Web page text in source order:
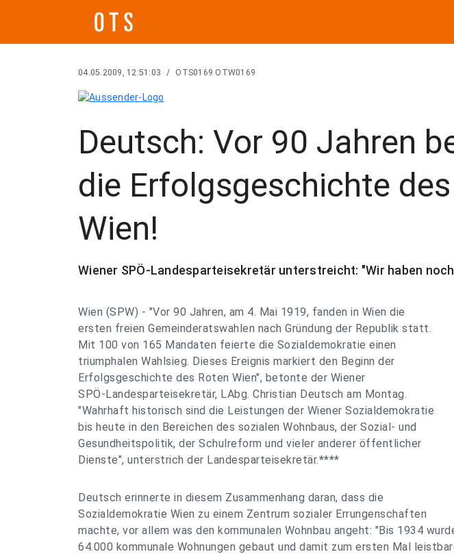
04.05.2009, 12:51:03 / OTS0169 OTW0169
Deutsch: Vor 90 Jahren
die Erfolgsgeschichte
Wien!
Wiener SPÖ-Landesparteisekretär unterstreicht: "Wir haben
Wien (SPW) - "Vor 90 Jahren, am 4. Mai 1919, fanden in Wien die
ersten freien Gemeinderatswahlen nach Gründung der Republik statt.
Mit 100 von 165 Mandaten feierte die Sozialdemokratie einen
triumphalen Wahlsieg. Dieses Ereignis markiert den Beginn der
Erfolgsgeschichte des Roten Wien", betonte der Wiener
SPÖ-Landesparteisekretär, LAbg. Christian Deutsch am Montag.
"Wahrhaft historisch sind die Leistungen der Wiener Sozialdemokratie
bis heute in den Bereichen des sozialen Wohnbaus, der Sozial- und
Gesundheitspolitik, der Schulreform und vieler anderer öffentlicher
Dienste", unterstrich der Landesparteisekretär.****
Deutsch erinnerte in diesem Zusammenhang daran, dass die
Sozialdemokratie Wien zu einem Zentrum sozialer Errungenschaften
machte, vor allem was den kommunalen Wohnbau angeht: "Bis 1934
64.000 kommunale Wohnungen gebaut und damit zum ersten Mal